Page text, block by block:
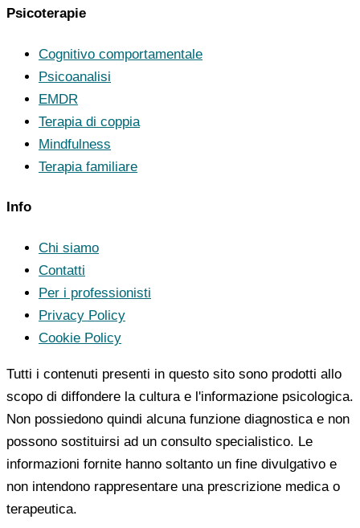
Psicoterapie
Cognitivo comportamentale
Psicoanalisi
EMDR
Terapia di coppia
Mindfulness
Terapia familiare
Info
Chi siamo
Contatti
Per i professionisti
Privacy Policy
Cookie Policy
Tutti i contenuti presenti in questo sito sono prodotti allo
scopo di diffondere la cultura e l'informazione psicologica.
Non possiedono quindi alcuna funzione diagnostica e non
possono sostituirsi ad un consulto specialistico. Le
informazioni fornite hanno soltanto un fine divulgativo e
non intendono rappresentare una prescrizione medica o
terapeutica.